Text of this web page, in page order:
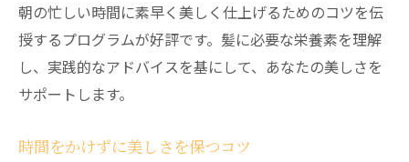
朝の忙しい時間に素早く美しく仕上げるためのコツを伝
授するプログラムが好評です。髪に必要な栄養素を理解
し、実践的なアドバイスを基にして、あなたの美しさを
サポートします。
時間をかけずに美しさを保つコツ